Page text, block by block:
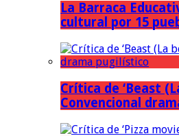
La Barraca
cultural por 15
Crítica de ‘Beast
Convencional